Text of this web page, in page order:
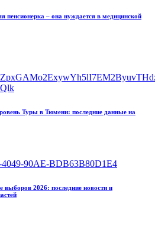
пенсионерка – она нуждается в медицинской
Туры в Тюмени: последние данные на
выборов 2026: последние новости и